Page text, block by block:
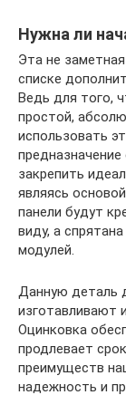
Нужна ли
Эта не
списке
Ведь для того,
простой,
использовать
закрепить
являясь
панели будут
виду, а
модулей.
Данную деталь
изготавливают
Оцинковка
продлевает
преимуществ
надежность и